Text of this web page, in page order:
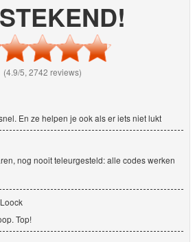
(4.9/5, 2742 reviews)
En ze helpen je ook als er iets niet lukt
nog nooit teleurgesteld: alle codes werken
Top!